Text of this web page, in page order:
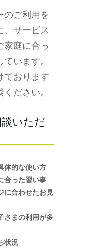
のご利用を
、サービス
家庭に合っ
います。
ております
ださい。
いただ
体的な使い方
合った習い事
に合わせたお見
さまの利用が多
状況